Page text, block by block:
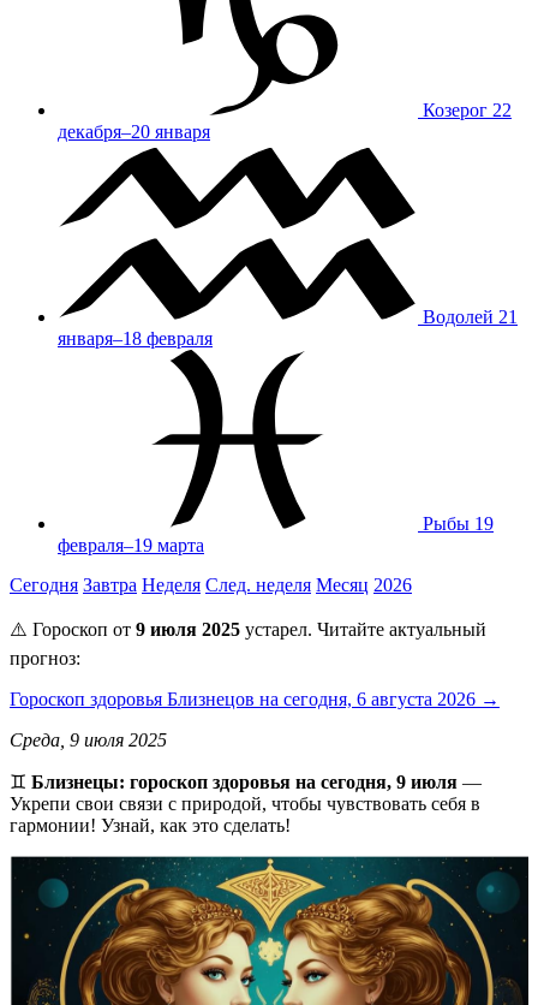
Козерог 22
декабря–20 января
Водолей 21
января–18 февраля
Рыбы 19
февраля–19 марта
Сегодня Завтра Неделя След. неделя Месяц 2026
⚠️ Гороскоп от 9 июля 2025 устарел. Читайте актуальный
прогноз:
Гороскоп здоровья Близнецов на сегодня, 6 августа 2026 →
Среда, 9 июля 2025
♊️ Близнецы: гороскоп здоровья на сегодня, 9 июля —
Укрепи свои связи с природой, чтобы чувствовать себя в
гармонии! Узнай, как это сделать!